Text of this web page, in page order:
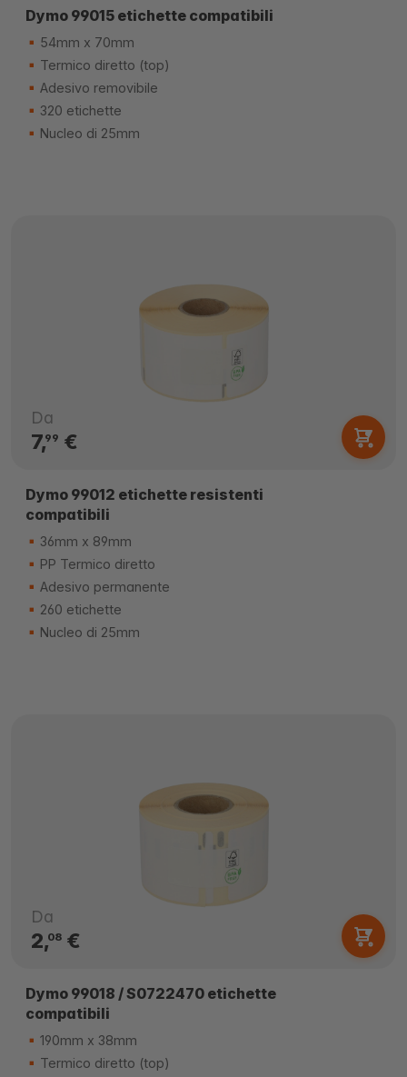
Dymo 99015 etichette compatibili
54mm x 70mm
Termico diretto (top)
Adesivo removibile
320 etichette
Nucleo di 25mm
Da
7,99 €
Dymo 99012 etichette resistenti
compatibili
36mm x 89mm
PP Termico diretto
Adesivo permanente
260 etichette
Nucleo di 25mm
Da
2,08€
Dymo 99018 / S0722470 etichette
compatibili
190mm x 38mm
Termico diretto (top)